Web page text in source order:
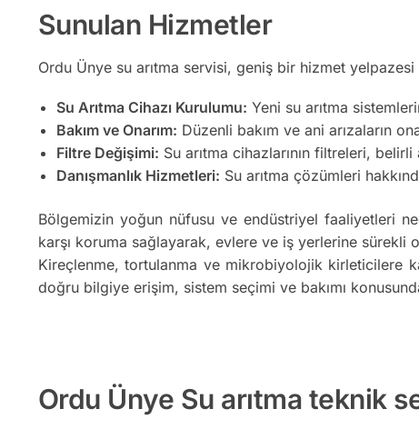
Sunulan Hizmetler
Ordu Ünye su arıtma servisi, geniş bir hizmet yelpazesi
Su Arıtma Cihazı Kurulumu: Yeni su arıtma
Bakım ve Onarım: Düzenli bakım ve ani arızaların
Filtre Değişimi: Su arıtma cihazlarının filtreleri,
Danışmanlık Hizmetleri: Su arıtma çözümleri
Bölgemizin yoğun nüfusu ve endüstriyel faaliyetleri
karşı koruma sağlayarak, evlere ve iş yerlerine sürekli
Kireçlenme, tortulanma ve mikrobiyolojik kirleticilere
doğru bilgiye erişim, sistem seçimi ve bakımı
Ordu Ünye Su arıtma teknik